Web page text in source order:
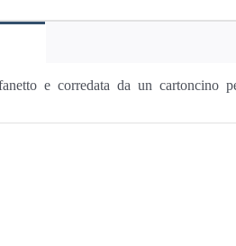
e corredata da un cartoncino